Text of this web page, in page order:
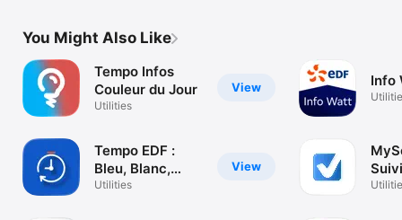
You Might Also Like
View
Tempo Infos
Couleur du Jour
Utilities
View
Tempo EDF :
Bleu, Blanc,
Rouge
Utilities
Info